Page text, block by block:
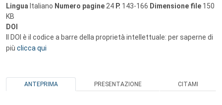
Lingua Italiano Numero pagine 24 P. 143-166 Dimensione file 150
KB
DOI
Il DOI è il codice a barre della proprietà intellettuale: per saperne di
più clicca qui
ANTEPRIMA PRESENTAZIONE CITAMI